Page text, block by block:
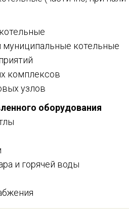
котельные
комплексов
узлов
оборудования
и горячей воды